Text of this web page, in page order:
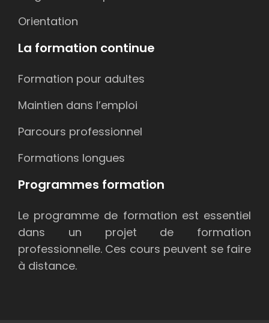
Orientation
La formation continue
Formation pour adultes
Maintien dans l’emploi
Parcours professionnel
Formations longues
Programmes formation
Le programme de formation est essentiel
dans un projet de formation
professionnelle. Ces cours peuvent se faire
à distance.